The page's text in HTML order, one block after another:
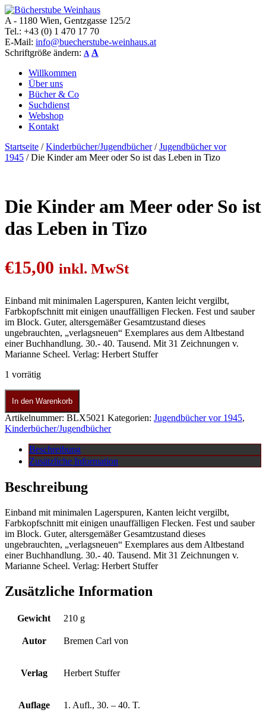
Bücherstube Weinhaus
Verkauf von seltenen antiquarischen und alten, teilweise noch
verlagsneuen Bücher.
A - 1180 Wien, Gentzgasse 125/2
Tel.: +43 (0) 1 470 17 70
E-Mail: info@buecherstube-weinhaus.at
Schriftgröße ändern: A A
Willkommen
Über uns
Bücher & Co
Suchdienst
Webshop
Kontakt
Startseite /Kinderbücher/Jugendbücher/Jugendbücher vor
1945 / Die Kinder am Meer oder So ist das Leben in Tizo
Die Kinder am Meer oder So ist
das Leben in Tizo
€15,00 inkl. MwSt
Einband mit minimalen Lagerspuren, Kanten leicht vergilbt,
Farbkopfschnitt mit einigen unauffälligen Flecken. Fest und sauber
im Block. Guter, altersgemäßer Gesamtzustand dieses
ungebrauchten, „verlagsneuen“ Exemplares aus dem Altbestand
einer Buchhandlung. 30.- 40. Tausend. Mit 31 Zeichnungen v.
Marianne Scheel. Verlag: Herbert Stuffer
1 vorrätig
In den Warenkorb
Artikelnummer: BLX5021 Kategorien: Jugendbücher vor 1945,
Kinderbücher/Jugendbücher
Beschreibung
Zusätzliche Information
Beschreibung
Einband mit minimalen Lagerspuren, Kanten leicht vergilbt,
Farbkopfschnitt mit einigen unauffälligen Flecken. Fest und sauber
im Block. Guter, altersgemäßer Gesamtzustand dieses
ungebrauchten, „verlagsneuen“ Exemplares aus dem Altbestand
einer Buchhandlung. 30.- 40. Tausend. Mit 31 Zeichnungen v.
Marianne Scheel. Verlag: Herbert Stuffer
Zusätzliche Information
Gewicht 210 g
Autor Bremen Carl von
Verlag Herbert Stuffer
Auflage 1. Aufl., 30. – 40. T.